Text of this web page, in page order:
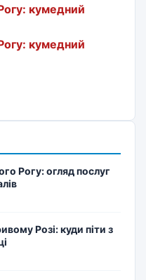
кумедний
кумедний
Рогу: огляд послуг
Розі: куди піти з